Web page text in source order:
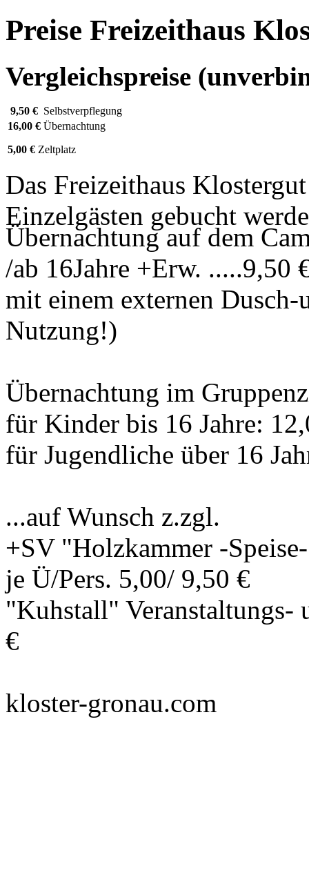
Preise Freizeithaus
Vergleichspreise
9,50 € Selbstverpflegung
16,00 € Übernachtung
5,00 € Zeltplatz
Das Freizeithaus
Einzelgästen gebucht
Übernachtung auf dem
/ab 16Jahre +Erw. .....9,50
mit einem externen
Nutzung!)
Übernachtung im
für Kinder bis 16 Jahre:
für Jugendliche über 16
...auf Wunsch z.zgl.
+SV "Holzkammer -
je Ü/Pers. 5,00/ 9,50 €
"Kuhstall" Veranstaltungs-
€
kloster-gronau.com